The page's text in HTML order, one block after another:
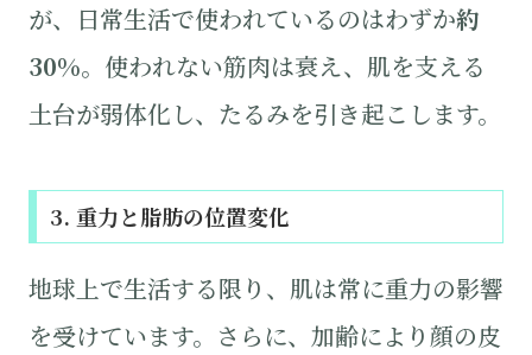
が、日常生活で使われているのはわずか約
30%。使われない筋肉は衰え、肌を支える
土台が弱体化し、たるみを引き起こします。
3. 重力と脂肪の位置変化
地球上で生活する限り、肌は常に重力の影響
を受けています。さらに、加齢により顔の皮